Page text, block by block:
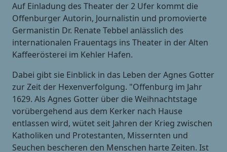
Auf Einladung des Theater der 2 Ufer kommt die
Offenburger Autorin, Journalistin und promovierte
Germanistin Dr. Renate Tebbel anlässlich des
internationalen Frauentags ins Theater in der Alten
Kaffeerösterei im Kehler Hafen.
Dabei gibt sie Einblick in das Leben der Agnes Gotter
zur Zeit der Hexenverfolgung. "Offenburg im Jahr
1629. Als Agnes Gotter über die Weihnachtstage
vorübergehend aus dem Kerker nach Hause
entlassen wird, wütet seit Jahren der Krieg zwischen
Katholiken und Protestanten, Missernten und
Seuchen bescheren den Menschen harte Zeiten. Ist